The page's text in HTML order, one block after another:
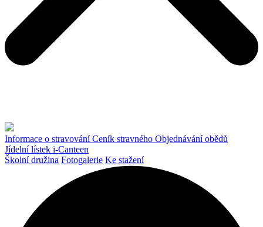
Informace o stravováníCeník stravného Objednávání obědů
Jídelní lístek i-Canteen
Školní družina Fotogalerie Ke stažení